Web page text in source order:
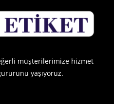
müşterilerimize hizmet
yaşıyoruz.